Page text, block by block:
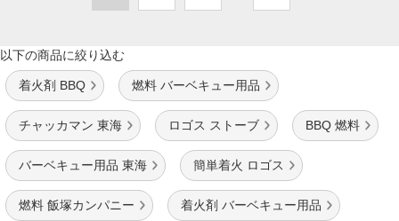
以下の商品に絞り込む
着火剤 BBQ 燃料 バーベキュー用品
チャッカマン 東海 ロゴス ストーブ BBQ 燃料
バーベキュー用品 東海 簡単着火 ロゴス
燃料 飯塚カンパニー 着火剤 バーベキュー用品